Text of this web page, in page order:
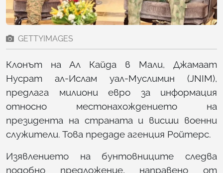
GETTYIMAGES
Клонът на Ал Кайда в Мали, Джамаат
Нусрат ал-Ислам уал-Муслимин (JNIM),
предлага милиони евро за информация
относно местонахождението на
президента на страната и висши военни
служители. Това предаде агенция Ройтерс.
Изявлението на бунтовниците следва
подобно предложение, направено от